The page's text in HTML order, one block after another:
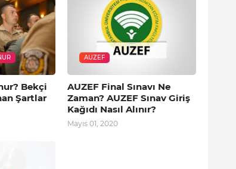
Bekçi
Şartlar
AUZEF
AUZEF Final Sınavı Ne
Zaman? AUZEF Sınav Giriş
Kağıdı Nasıl Alınır?
Mayıs 01, 2020